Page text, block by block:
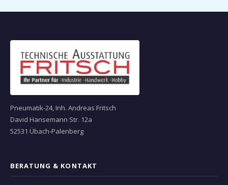
Pneumatik-24, Inh. Andreas Fritsch
David Hansemann Str. 12a
52531 Übach-Palenberg
BERATUNG & KONTAKT